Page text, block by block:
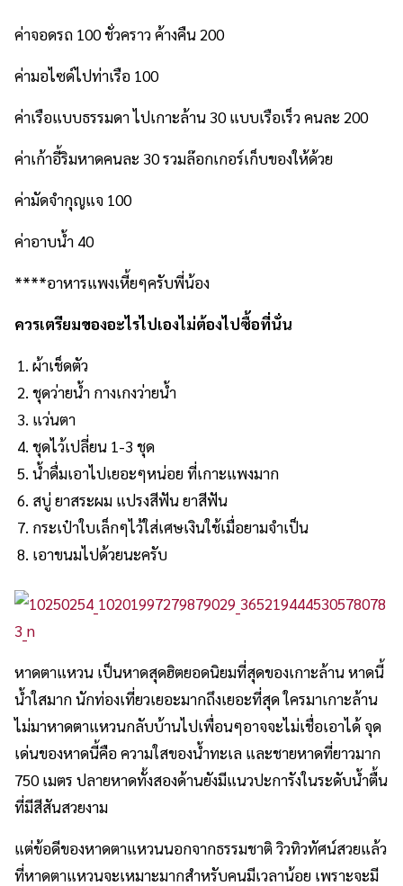
ค่าจอดรถ 100 ชั่วคราว ค้างคืน 200
ค่ามอไซด์ไปท่าเรือ 100
ค่าเรือแบบธรรมดา ไปเกาะล้าน 30 แบบเรือเร็ว คนละ 200
ค่าเก้าอี้ริมหาดคนละ 30 รวมล๊อกเกอร์เก็บของให้ด้วย
ค่ามัดจำกุญแจ 100
ค่าอาบน้ำ 40
****อาหารแพงเหี้ยๆครับพี่น้อง
ควรเตรียมของอะไรไปเองไม่ต้องไปซื้อที่นั่น
ผ้าเช็ดตัว
ชุดว่ายน้ำ กางเกงว่ายน้ำ
แว่นตา
ชุดไว้เปลี่ยน 1-3 ชุด
น้ำดื่มเอาไปเยอะๆหน่อย ที่เกาะแพงมาก
สบู่ ยาสระผม แปรงสีฟัน ยาสีฟัน
กระเป๋าใบเล็กๆไว้ใส่เศษเงินใช้เมื่อยามจำเป็น
เอาขนมไปด้วยนะครับ
หาดตาแหวน เป็นหาดสุดฮิตยอดนิยมที่สุดของเกาะล้าน หาดนี้
น้ำใสมาก นักท่องเที่ยวเยอะมากถึงเยอะที่สุด ใครมาเกาะล้าน
ไม่มาหาดตาแหวนกลับบ้านไปเพื่อนๆอาจจะไม่เชื่อเอาได้ จุด
เด่นของหาดนี้คือ ความใสของน้ำทะเล และชายหาดที่ยาวมาก
750 เมตร ปลายหาดทั้งสองด้านยังมีแนวปะการังในระดับน้ำตื้น
ที่มีสีสันสวยงาม
แต่ข้อดีของหาดตาแหวนนอกจากธรรมชาติ วิวทิวทัศน์สวยแล้ว
ที่หาดตาแหวนจะเหมาะมากสำหรับคนมีเวลาน้อย เพราะจะมี